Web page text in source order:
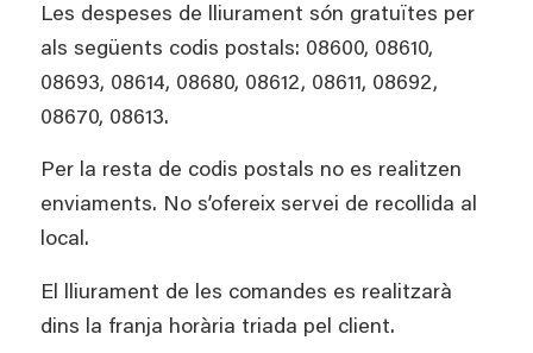
Les despeses de lliurament són gratuïtes per
als següents codis postals: 08600, 08610,
08693, 08614, 08680, 08612, 08611, 08692,
08670, 08613.
Per la resta de codis postals no es realitzen
enviaments. No s’ofereix servei de recollida al
local.
El lliurament de les comandes es realitzarà
dins la franja horària triada pel client.